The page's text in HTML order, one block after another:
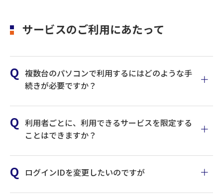
データ伝送限度額
振込・地方税納入〕
99,999万円
サービスのご利用にあたって
複数台のパソコンで利用するにはどのような手
続きが必要ですか？
(最初のパソコンに設定した利用者が管理
利用者ごとに、利用できるサービスを限定する
ことはできますか？
ログインIDを変更したいのですが